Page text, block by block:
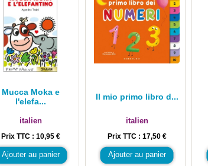
Mucca Moka e
l'elefa...
italien
Prix TTC : 10,95 €
Ajouter au panier
Il mio primo libro d...
italien
Prix TTC : 17,50 €
Ajouter au panier